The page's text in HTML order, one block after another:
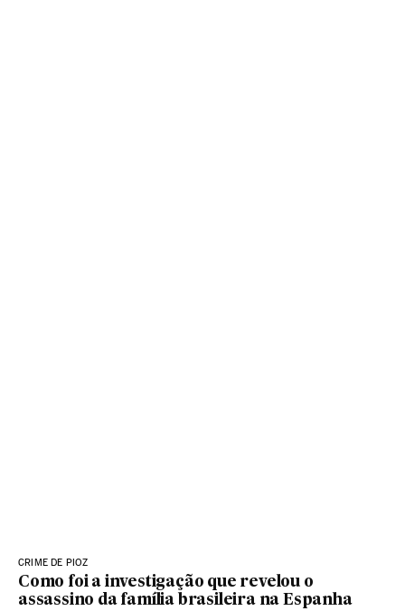
CRIME DE PIOZ
Como foi a investigação que revelou o
assassino da família brasileira na Espanha